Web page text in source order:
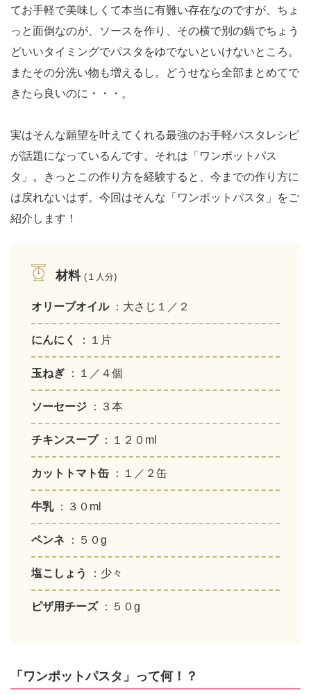
てお手軽で美味しくて本当に有難い存在なのですが、ちょ
っと面倒なのが、ソースを作り、その横で別の鍋でちょう
どいいタイミングでパスタをゆでないといけないところ。
またその分洗い物も増えるし。どうせなら全部まとめてで
きたら良いのに・・・。
実はそんな願望を叶えてくれる最強のお手軽パスタレシピ
が話題になっているんです。それは「ワンポットパス
タ」。きっとこの作り方を経験すると、今までの作り方に
は戻れないはず。今回はそんな「ワンポットパスタ」をご
紹介します！
材料 (１人分)
オリーブオイル ：大さじ１／２
にんにく ：１片
玉ねぎ ：１／４個
ソーセージ ：３本
チキンスープ ：１２０ml
カットトマト缶 ：１／２缶
牛乳 ：３０ml
ペンネ ：５０g
塩こしょう ：少々
ピザ用チーズ ：５０g
「ワンポットパスタ」って何！？